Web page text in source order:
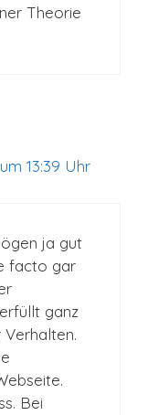
Theorie
13:39 Uhr
ja gut
facto gar
ganz
Bei